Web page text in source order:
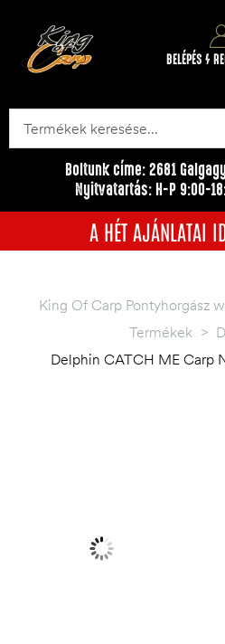
BELÉPÉS /
Boltunk címe: 2681
Nyitvatartás: H-P 9:00-
A HÉT AJÁNLATAI
King Of Carp Pontyhorgász
Termékek >
Delphin CATCH ME Carp